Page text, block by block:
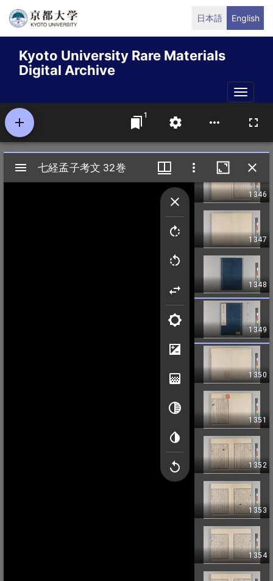
Skip
content
日本語 English
Kyoto University Rare Materials
Digital Archive
Toggle